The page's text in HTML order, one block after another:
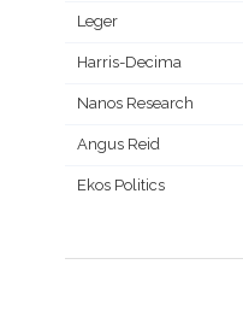
Leger
Harris-Decima
Nanos Research
Angus Reid
Ekos Politics